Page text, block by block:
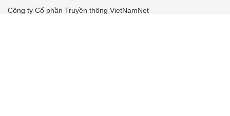
Công ty Cổ phần Truyền thông VietNamNet